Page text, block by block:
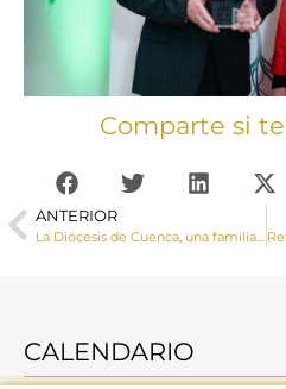
Comparte si
ANTERIOR
La Diócesis de Cuenca, una familia viva de fe con 327 parroquias, 178 sacerdotes, 152 religiosos y religiosas, 73 misioneros y 514 catequistas
CALENDARIO